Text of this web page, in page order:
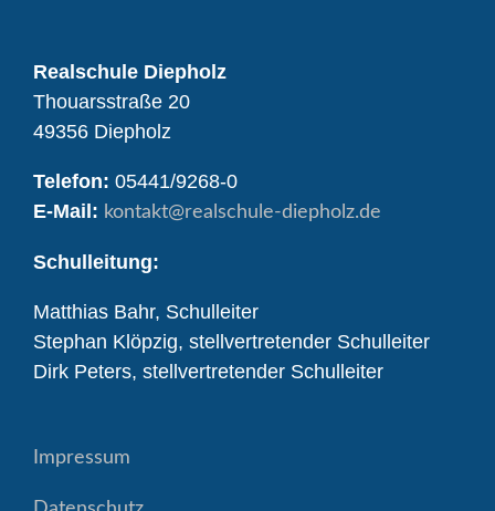
Realschule Diepholz
Thouarsstraße 20
49356 Diepholz
Telefon: 05441/9268-0
E-Mail: kontakt@realschule-diepholz.de
Schulleitung:
Matthias Bahr, Schulleiter
Stephan Klöpzig, stellvertretender Schulleiter
Dirk Peters, stellvertretender Schulleiter
Impressum